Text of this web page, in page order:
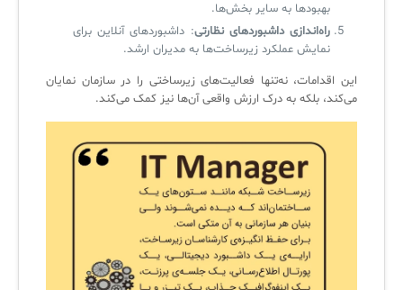
بهبودها به سایر بخش‌ها.
راه‌اندازی داشبوردهای نظارتی: داشبوردهای آنلاین برای
نمایش عملکرد زیرساخت‌ها به مدیران ارشد.
این اقدامات، نه‌تنها فعالیت‌های زیرساختی را در سازمان نمایان
می‌کند، بلکه به درک ارزش واقعی آن‌ها نیز کمک می‌کند.